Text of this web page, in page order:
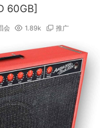
60GB]
会 1.89k 推广